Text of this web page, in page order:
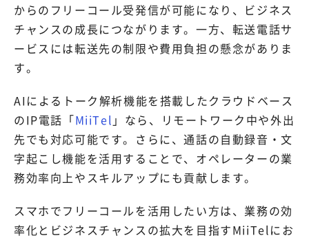
からのフリーコール受発信が可能になり、ビジネス
チャンスの成長につながります。一方、転送電話サ
ービスには転送先の制限や費用負担の懸念がありま
す。
AIによるトーク解析機能を搭載したクラウドベース
のIP電話「MiiTel 」なら、リモートワーク中や外出
先でも対応可能です。さらに、通話の自動録音・文
字起こし機能を活用することで、オペレーターの業
務効率向上やスキルアップにも貢献します。
スマホでフリーコールを活用したい方は、業務の効
率化とビジネスチャンスの拡大を目指すMiiTelにお